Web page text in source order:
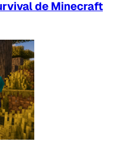
de Minecraft